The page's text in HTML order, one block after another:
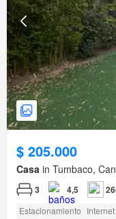
$ 205.000
Casa in Tumbaco,
3 4,5
Estacionamiento Internet